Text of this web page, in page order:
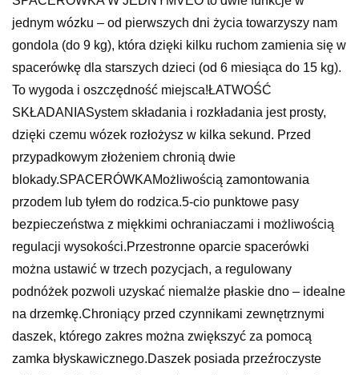
jednym wózku – od pierwszych dni życia towarzyszy nam
gondola (do 9 kg), która dzięki kilku ruchom zamienia się w
spacerówkę dla starszych dzieci (od 6 miesiąca do 15 kg).
To wygoda i oszczędność miejsca!ŁATWOŚĆ
SKŁADANIASystem składania i rozkładania jest prosty,
dzięki czemu wózek rozłożysz w kilka sekund. Przed
przypadkowym złożeniem chronią dwie
blokady.SPACERÓWKAMożliwością zamontowania
przodem lub tyłem do rodzica.5-cio punktowe pasy
bezpieczeństwa z miękkimi ochraniaczami i możliwością
regulacji wysokości.Przestronne oparcie spacerówki
można ustawić w trzech pozycjach, a regulowany
podnóżek pozwoli uzyskać niemalże płaskie dno – idealne
na drzemkę.Chroniący przed czynnikami zewnętrznymi
daszek, którego zakres można zwiększyć za pomocą
zamka błyskawicznego.Daszek posiada przeźroczyste